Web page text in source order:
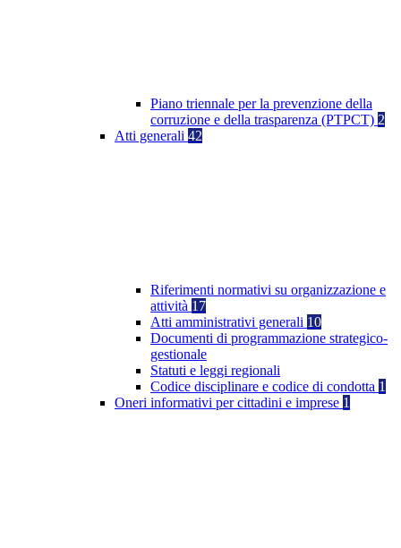
Piano triennale per la prevenzione della
corruzione e della trasparenza (PTPCT) 2
Atti generali 42
Riferimenti normativi su organizzazione e
attività 17
Atti amministrativi generali 10
Documenti di programmazione strategico-
gestionale
Statuti e leggi regionali
Codice disciplinare e codice di condotta 1
Oneri informativi per cittadini e imprese 1